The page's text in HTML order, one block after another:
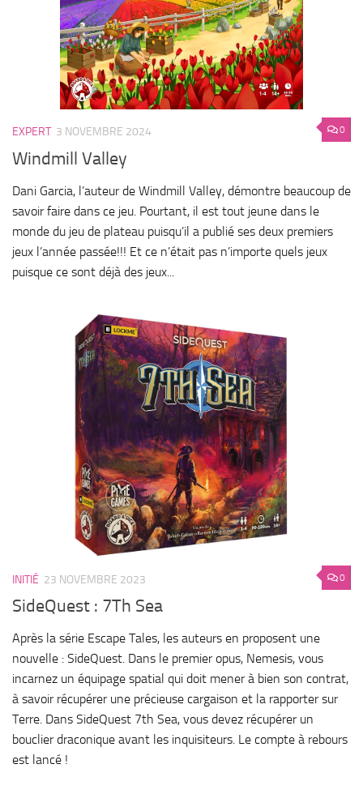
0
EXPERT 3 NOVEMBRE 2024
Windmill Valley
Dani Garcia, l’auteur de Windmill Valley, démontre beaucoup de
savoir faire dans ce jeu. Pourtant, il est tout jeune dans le
monde du jeu de plateau puisqu’il a publié ses deux premiers
jeux l’année passée!!! Et ce n’était pas n’importe quels jeux
puisque ce sont déjà des jeux...
0
INITIÉ 23 NOVEMBRE 2023
SideQuest : 7Th Sea
Après la série Escape Tales, les auteurs en proposent une
nouvelle : SideQuest. Dans le premier opus, Nemesis, vous
incarnez un équipage spatial qui doit mener à bien son contrat,
à savoir récupérer une précieuse cargaison et la rapporter sur
Terre. Dans SideQuest 7th Sea, vous devez récupérer un
bouclier draconique avant les inquisiteurs. Le compte à rebours
est lancé !